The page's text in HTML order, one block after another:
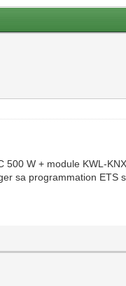
500 W + module KWL-
sa programmation ETS